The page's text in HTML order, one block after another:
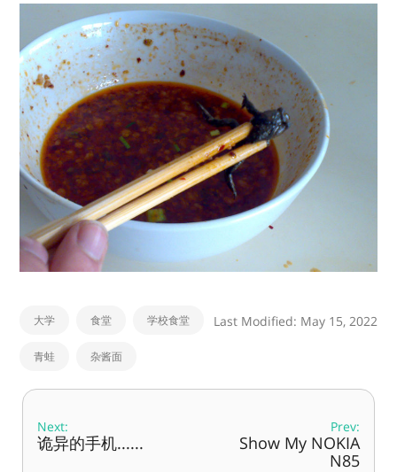
大学 食堂 学校食堂
青蛙 杂酱面
Last Modified: May 15, 2022
Next:
诡异的手机......
Prev:
Show My NOKIA
N85